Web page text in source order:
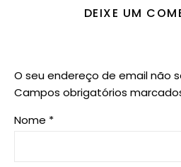
DEIXE UM
O seu endereço de email não
Campos obrigatórios
Nome *